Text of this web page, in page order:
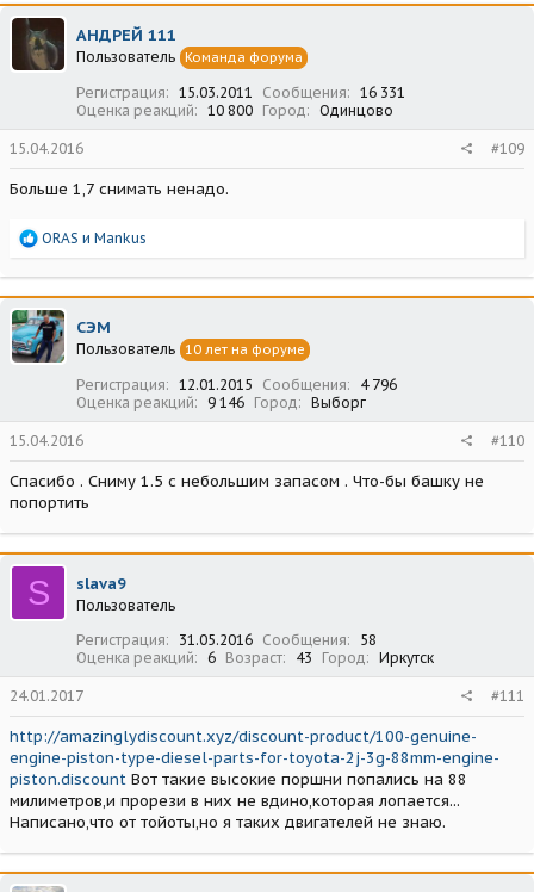
ц
и
и
АНДРЕЙ 111
Пользователь Команда форума
Регистрация 15.03.2011 Сообщения
16 331
Оценка реакций
10 800 Город Одинцово
15.04.2016 #109
Больше 1,7 снимать ненадо.
Р
а
к
ц
и
и
ORAS и Mankus
СЭМ
Пользователь 10 лет на форуме
Регистрация 12.01.2015 Сообщения
4 796
Оценка реакций
9 146 Город Выборг
15.04.2016 #110
Спасибо . Сниму 1.5 с небольшим запасом . Что-бы башку не
попортить
S slava9
Пользователь
Регистрация
31.05.2016 Сообщения
58
Оценка реакций
6 Возраст 43 Город Иркутск
24.01.2017 #111
http://amazinglydiscount.xyz/discount-product/100-genuine-
engine-piston-type-diesel-parts-for-toyota-2j-3g-88mm-engine-
piston.discount Вот такие высокие поршни попались на 88
милиметров,и прорези в них не вдино,которая лопается...
Написано,что от тойоты,но я таких двигателей не знаю.